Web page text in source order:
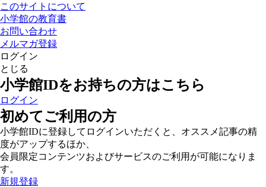
このサイトについて
小学館の教育書
お問い合わせ
メルマガ登録
ログイン
とじる
小学館IDをお持ちの方はこちら
ログイン
初めてご利用の方
小学館IDに登録してログインいただくと、オススメ記事の精
度がアップするほか、
会員限定コンテンツおよびサービスのご利用が可能になりま
す。
新規登録